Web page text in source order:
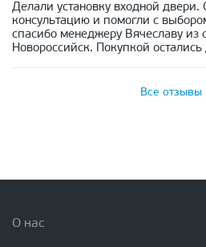
Делали установку входной двери.
консультацию и помогли с
спасибо менеджеру Вячеславу из
Новороссийск. Покупкой
Все отзывы
О нас